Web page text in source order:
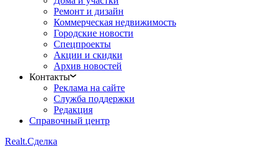
Ремонт и дизайн
Коммерческая недвижимость
Городские новости
Спецпроекты
Акции и скидки
Архив новостей
Контакты
Реклама на сайте
Служба поддержки
Редакция
Справочный центр
Realt.Сделка